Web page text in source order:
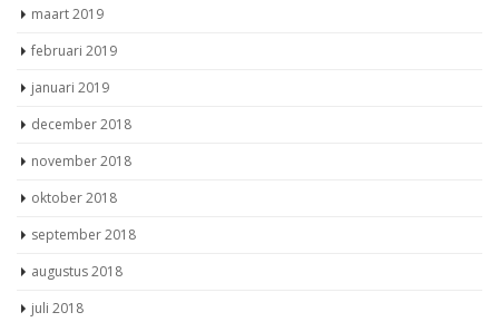
maart 2019
februari 2019
januari 2019
december 2018
november 2018
oktober 2018
september 2018
augustus 2018
juli 2018